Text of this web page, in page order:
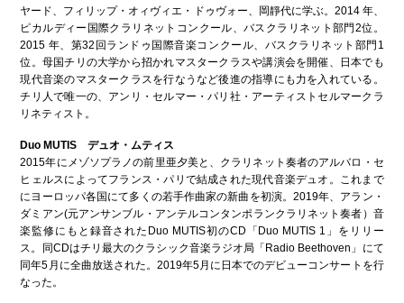
ヤード、フィリップ・オィヴィエ・ドゥヴォー、岡靜代に学ぶ。2014 年、
ピカルディー国際クラリネットコンクール、バスクラリネット部門2位。
2015 年、第32回ランドゥ国際音楽コンクール、バスクラリネット部門1
位。母国チリの大学から招かれマスタークラスや講演会を開催、日本でも
現代音楽のマスタークラスを行なうなど後進の指導にも力を入れている。
チリ人で唯一の、アンリ・セルマー・パリ社・アーティストセルマークラ
リネティスト。
Duo MUTIS デュオ・ムティス
2015年にメゾソプラノの前里亜夕美と、クラリネット奏者のアルバロ・セ
ヒェルスによってフランス・パリで結成された現代音楽デュオ。これまで
にヨーロッパ各国にて多くの若手作曲家の新曲を初演。2019年、アラン・
ダミアン(元アンサンブル・アンテルコンタンポランクラリネット奏者）音
楽監修にもと録音されたDuo MUTIS初のCD「Duo MUTIS 1」をリリー
ス。同CDはチリ最大のクラシック音楽ラジオ局「Radio Beethoven」にて
同年5月に全曲放送された。2019年5月に日本でのデビューコンサートを行
なった。